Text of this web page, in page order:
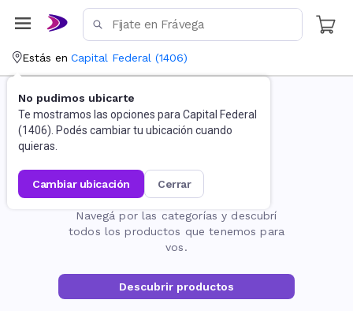
Estás en Capital Federal (1406)
No pudimos ubicarte
Te mostramos las opciones para Capital Federal
(1406). Podés cambiar tu ubicación cuando
quieras.
cambiar ubicación cerrar
La página no existe
Navegá por las categorías y descubrí
todos los productos que tenemos para
vos.
Descubrir productos